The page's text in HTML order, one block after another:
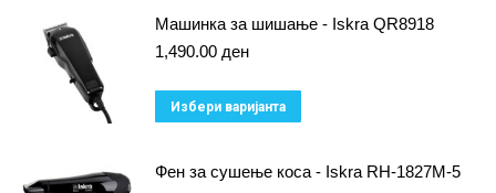
Машинка за шишање - Iskra QR8918
1,490.00 ден
Избери варијанта
has
Фен за сушење коса - Iskra RH-1827M-5